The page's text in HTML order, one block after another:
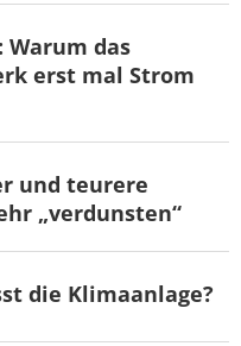
Warum das
erst mal Strom
und teurere
„verdunsten“
die Klimaanlage?